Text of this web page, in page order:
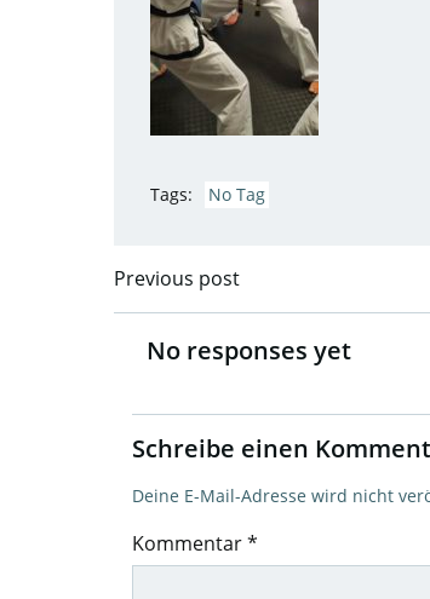
Tags: No Tag
Post
navigation
Previous post
No responses yet
Schreibe einen
Deine E-Mail-Adresse wird nicht
Kommentar*